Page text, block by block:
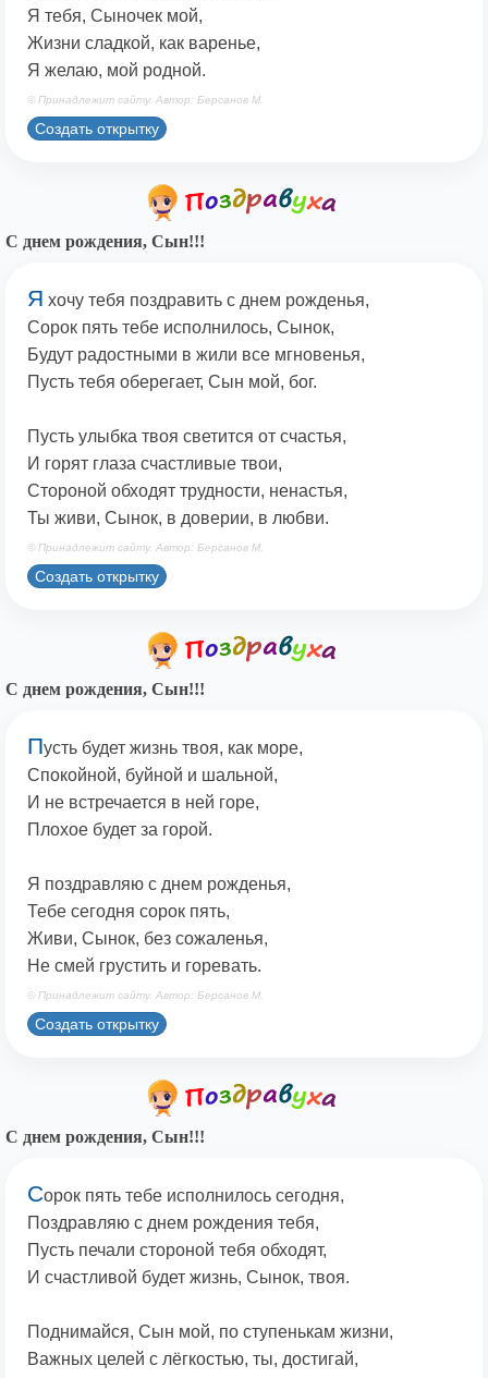
Я тебя, Сыночек мой,
Жизни сладкой, как варенье,
Я желаю, мой родной.
© Принадлежит сайту. Автор: Берсанов М.
Создать открытку
С днем рождения, Сын!!!
Я хочу тебя поздравить с днем рожденья,
Сорок пять тебе исполнилось, Сынок,
Будут радостными в жили все мгновенья,
Пусть тебя оберегает, Сын мой, бог.
Пусть улыбка твоя светится от счастья,
И горят глаза счастливые твои,
Стороной обходят трудности, ненастья,
Ты живи, Сынок, в доверии, в любви.
© Принадлежит сайту. Автор: Берсанов М.
Создать открытку
С днем рождения, Сын!!!
Пусть будет жизнь твоя, как море,
Спокойной, буйной и шальной,
И не встречается в ней горе,
Плохое будет за горой.
Я поздравляю с днем рожденья,
Тебе сегодня сорок пять,
Живи, Сынок, без сожаленья,
Не смей грустить и горевать.
© Принадлежит сайту. Автор: Берсанов М.
Создать открытку
С днем рождения, Сын!!!
Сорок пять тебе исполнилось сегодня,
Поздравляю с днем рождения тебя,
Пусть печали стороной тебя обходят,
И счастливой будет жизнь, Сынок, твоя.
Поднимайся, Сын мой, по ступенькам жизни,
Важных целей с лёгкостью, ты, достигай,